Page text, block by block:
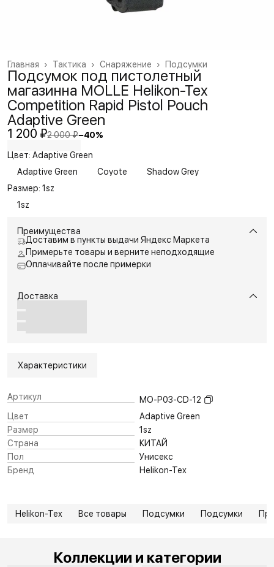
Подсумки
Снаряжение ›
Тактика ›
Главная ›
Подсумок под пистолетный
магазинна MOLLE Helikon-Tex
Competition Rapid Pistol Pouch
Adaptive Green
1 200 ₽2 000 ₽−40%
Цвет: Adaptive Green
Adaptive Green
Coyote
Shadow Grey
Размер: 1sz
1sz
Преимущества
Доставим в пункты выдачи Яндекс Маркета
Примерьте товары и верните неподходящие
Оплачивайте после примерки
Доставка
Характеристики
Артикул
MO-P03-CD-12
Цвет
Adaptive Green
Размер
1sz
Страна
КИТАЙ
Пол
Унисекс
Бренд
Helikon-Tex
Helikon-Tex Все товары Подсумки Подсумки
Коллекции и категории